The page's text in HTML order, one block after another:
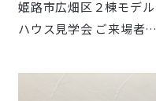
姫路市広畑区２棟モデル
ハウス見学会 ご来場者さ